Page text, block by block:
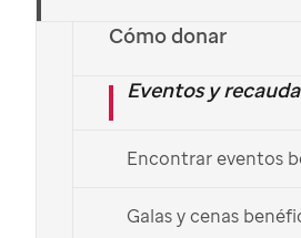
Cómo donar
Eventos y
Encontrar eventos
Galas y cenas